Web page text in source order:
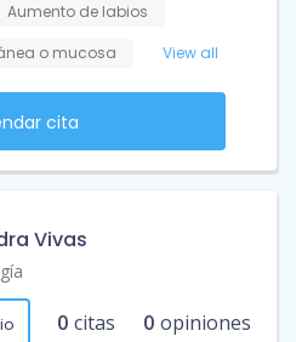
Aumento de labios
o mucosa
View all
cita
Vivas
0 citas 0 opiniones